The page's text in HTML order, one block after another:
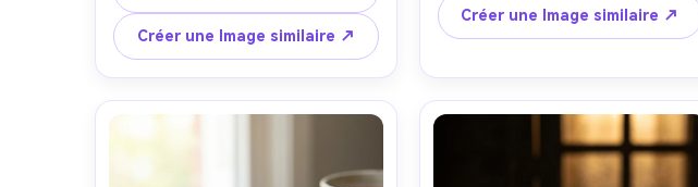
capturée à mi-mouvement, lumière
de jour estivale brillante, fond
pastel propre, prise sur Canon 5D
Mark IV, 50 mm, f/2, mise au point
nette sur la cuillère avant, notation
Créer une Image similaire ↗
percutante mais photoréaliste,
lumière latérale dure pour les points
90 mm, f/8, photo de produit ultra
nette, fond propre, texture de
glaçage brillante-AR 4:5
Créer une Image similaire ↗